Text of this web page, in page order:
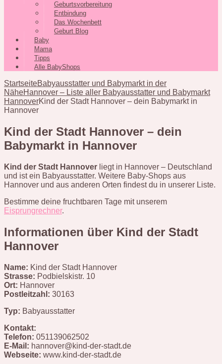
Geburtsvorbereitung
Entbindung
Das Wochenbett
Geburt Blog
Baby
Mama
Tipps
Alle BabyShops
StartseiteBabyausstatter und Babymarkt in der
NäheHannover – Liste aller Babyausstatter und Babymarkt
HannoverKind der Stadt Hannover – dein Babymarkt in
Hannover
Kind der Stadt Hannover – dein
Babymarkt in Hannover
Kind der Stadt Hannover liegt in Hannover – Deutschland
und ist ein Babyausstatter. Weitere Baby-Shops aus
Hannover und aus anderen Orten findest du in unserer Liste.
Bestimme deine fruchtbaren Tage mit unserem
Eisprungrechner.
Informationen über Kind der Stadt
Hannover
Name: Kind der Stadt Hannover
Strasse: Podbielskistr. 10
Ort: Hannover
Postleitzahl: 30163
Typ: Babyausstatter
Kontakt:
Telefon: 051139062502
E-Mail: hannover@kind-der-stadt.de
Webseite: www.kind-der-stadt.de